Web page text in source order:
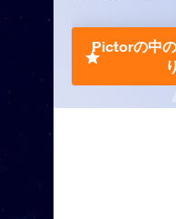
Pictorの中